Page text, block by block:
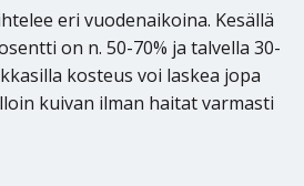
eri vuodenaikoina. Kesällä
on n. 50-70% ja talvella 30-
kosteus voi laskea jopa
kuivan ilman haitat varmasti